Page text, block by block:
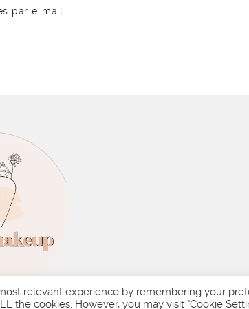
par e-mail.
relevant experience by remembering your
the cookies. However, you may visit "Cookie